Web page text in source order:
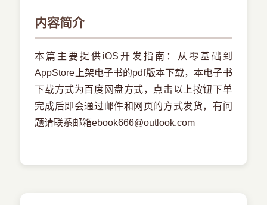
内容简介
本篇主要提供iOS开发指南：从零基础到
AppStore上架电子书的pdf版本下载，本电子书
下载方式为百度网盘方式，点击以上按钮下单
完成后即会通过邮件和网页的方式发货，有问
题请联系邮箱ebook666@outlook.com